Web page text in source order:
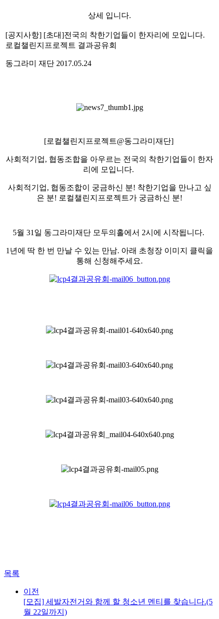
상세 입니다.
[공지사항] [초대]전국의 착한기업들이 한자리에 모입니다.
로컬챌린지프로젝트 결과공유회
동그라미 재단 2017.05.24
[로컬챌린지프로젝트@동그라미재단]
사회적기업, 협동조합을 아우르는 전국의 착한기업들이 한자
리에 모입니다.
사회적기업, 협동조합이 궁금하신 분! 착한기업을 만나고 싶
은 분! 로컬챌린지프로젝트가 궁금하신 분!
5월 31일 동그라미재단 모두의홀에서 2시에 시작됩니다.
1년에 딱 한 번 만날 수 있는 만남. 아래 초청장 이미지 클릭을
통해 신청해주세요.
목록
이전
[모집] 세발자전거와 함께 할 청소년 멘티를 찾습니다.(5
월 22일까지)